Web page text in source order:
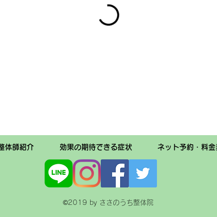
体師紹介 効果の期待できる症状 ネット予約・料金
©2019 by ささのうち整体院